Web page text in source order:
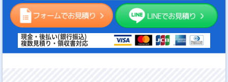
現金・後払い(銀行振込)
複数見積り・領収書対応